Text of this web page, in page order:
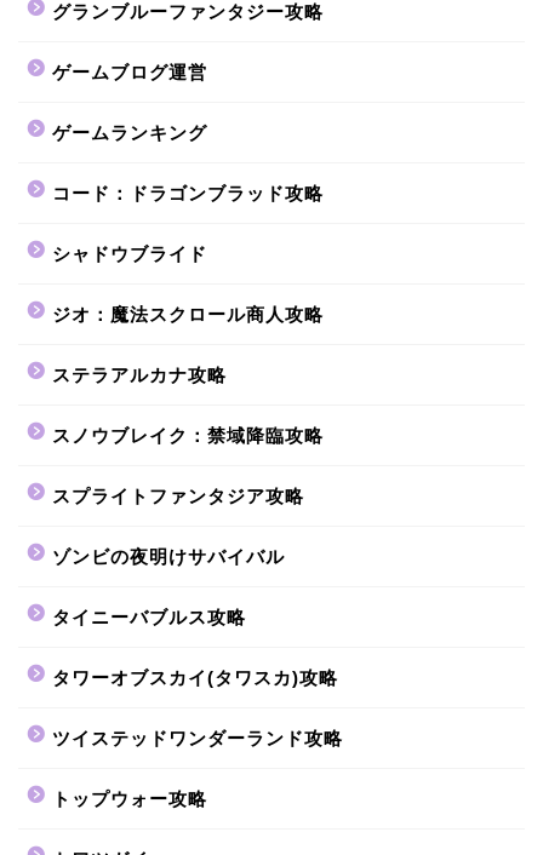
グランブルーファンタジー攻略
ゲームブログ運営
ゲームランキング
コード：ドラゴンブラッド攻略
シャドウブライド
ジオ：魔法スクロール商人攻略
ステラアルカナ攻略
スノウブレイク：禁域降臨攻略
スプライトファンタジア攻略
ゾンビの夜明けサバイバル
タイニーバブルス攻略
タワーオブスカイ(タワスカ)攻略
ツイステッドワンダーランド攻略
トップウォー攻略